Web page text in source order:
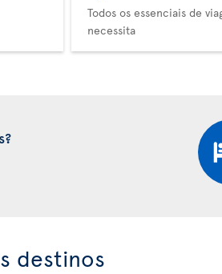
Todos os essenciais de
necessita
destinos